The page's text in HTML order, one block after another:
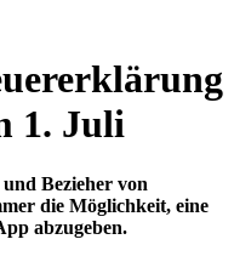
1. Juli
Bezieher von
die Möglichkeit, eine
abzugeben.